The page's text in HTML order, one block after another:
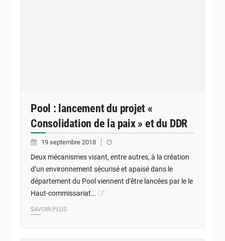
Pool : lancement du projet «
Consolidation de la paix » et du DDR
19 septembre 2018
Deux mécanismes visant, entre autres, à la création
d’un environnement sécurisé et apaisé dans le
département du Pool viennent d'être lancées par le le
Haut-commissariat…
SAVOIR PLUS